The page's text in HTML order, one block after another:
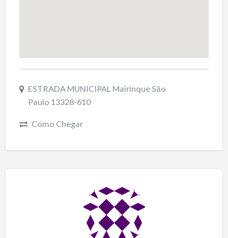
ESTRADA MUNICIPAL Mairinque São
Paulo 13328-610
Como Chegar